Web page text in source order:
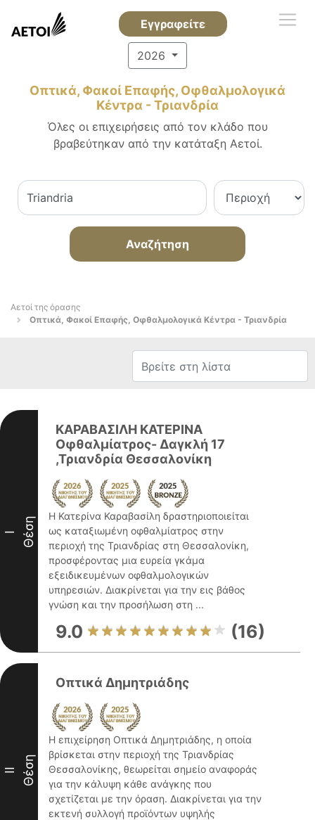
Εγγραφείτε
2026
Οπτικά, Φακοί Επαφής, Οφθαλμολογικά
Κέντρα - Τριανδρία
Όλες οι επιχειρήσεις από τον κλάδο που
βραβεύτηκαν από την κατάταξη Αετοί.
Αναζήτηση
Αετοί της όρασης
Οπτικά, Φακοί Επαφής, Οφθαλμολογικά Κέντρα - Τριανδρία
I Θέση
ΚΑΡΑΒΑΣΙΛΗ ΚΑΤΕΡΙΝΑ
Οφθαλμίατρος- Δαγκλή 17
,Τριανδρία Θεσσαλονίκη
Η Κατερίνα Καραβασίλη δραστηριοποιείται
ως καταξιωμένη οφθαλμίατρος στην
περιοχή της Τριανδρίας στη Θεσσαλονίκη,
προσφέροντας μια ευρεία γκάμα
εξειδικευμένων οφθαλμολογικών
υπηρεσιών. Διακρίνεται για την εις βάθος
γνώση και την προσήλωση στη ...
9.0 (16)
II Θέση
Οπτικά Δημητριάδης
Η επιχείρηση Οπτικά Δημητριάδης, η οποία
βρίσκεται στην περιοχή της Τριανδρίας
Θεσσαλονίκης, θεωρείται σημείο αναφοράς
για την κάλυψη κάθε ανάγκης που
σχετίζεται με την όραση. Διακρίνεται για την
εκτενή συλλογή προϊόντων υψηλής